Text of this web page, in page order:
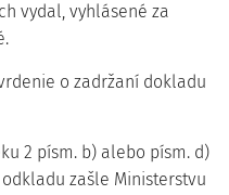
vydal, vyhlásené za
o zadržaní dokladu
2 písm. b) alebo písm. d)
zašle Ministerstvu